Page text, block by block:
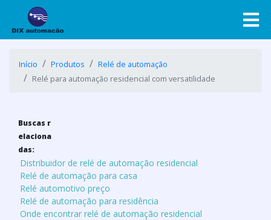
Início Produtos
Relé de automação
Relé para automação residencial com versatilidade
Buscas r
elaciona
das:
Distribuidor de relé de automação residencial
Relé de automação para casa
Relé automotivo preço
Relé de automação para residência
Onde encontrar relé de automação residencial